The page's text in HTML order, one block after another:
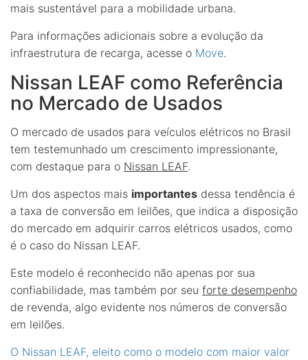
mais sustentável para a mobilidade urbana.
Para informações adicionais sobre a evolução da
infraestrutura de recarga, acesse o Move.
Nissan LEAF como Referência
no Mercado de Usados
O mercado de usados para veículos elétricos no Brasil
tem testemunhado um crescimento impressionante,
com destaque para o Nissan LEAF.
Um dos aspectos mais importantes dessa tendência é
a taxa de conversão em leilões, que indica a disposição
do mercado em adquirir carros elétricos usados, como
é o caso do Nissan LEAF.
Este modelo é reconhecido não apenas por sua
confiabilidade, mas também por seu forte desempenho
de revenda, algo evidente nos números de conversão
em leilões.
O Nissan LEAF, eleito como o modelo com maior valor